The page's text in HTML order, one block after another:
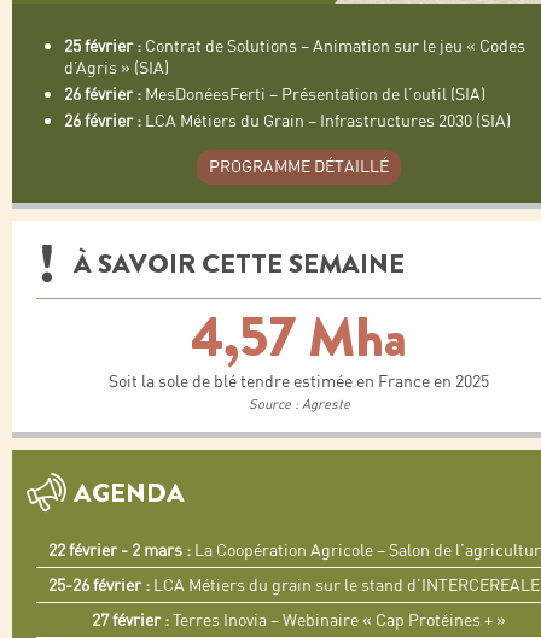
25 février : Contrat de Solutions – Animation sur le jeu « Codes
d’Agris » (SIA)
26 février : MesDonéesFerti – Présentation de l’outil (SIA)
26 février : LCA Métiers du Grain – Infrastructures 2030 (SIA)
PROGRAMME DÉTAILLÉ
À SAVOIR CETTE SEMAINE
4,57 Mha
Soit la sole de blé tendre estimée en France en 2025
Source : Agreste
AGENDA
22 février - 2 mars : La Coopération Agricole – Salon de
25-26 février : LCA Métiers du grain sur le stand
27 février :Terres Inovia – Webinaire « Cap Protéines + »